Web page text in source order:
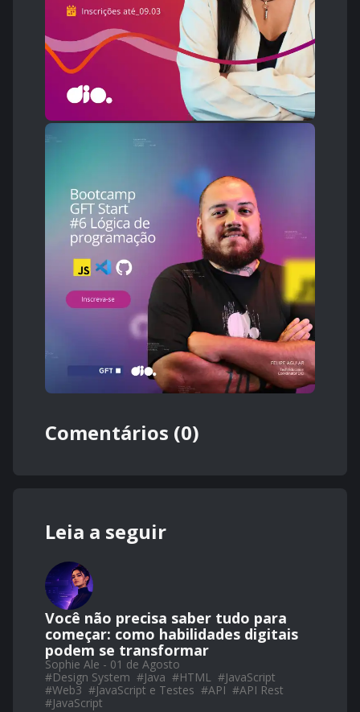
Comentários (0)
Leia a seguir
Você não precisa saber tudo para
começar: como habilidades digitais
podem se transformar
Sophie Ale - 01 de Agosto
#Design System #Java #HTML #JavaScript
#Web3 #JavaScript e Testes #API #API Rest
#JavaScript